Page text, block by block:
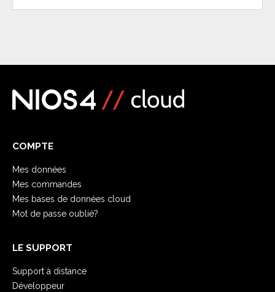
COMPTE
Mes données
Mes commandes
Mes bases de données cloud
Mot de passe oublié?
LE SUPPORT
Support à distance
Développeur